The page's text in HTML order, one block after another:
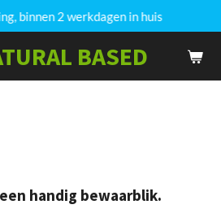
BASED
binnen 2 werkdagen in huis
handig bewaarblik.